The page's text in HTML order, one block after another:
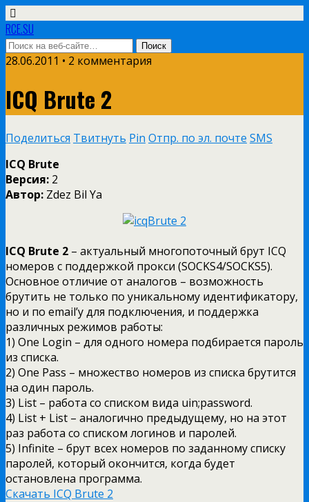
RCE.SU
28.06.2011 • 2 комментария
ICQ Brute 2
Поделиться Твитнуть Pin Отпр. по эл. почте SMS
ICQ Brute
Версия: 2
Автор: Zdez Bil Ya
ICQ Brute 2 – актуальный многопоточный брут ICQ
номеров с поддержкой прокси (SOCKS4/SOCKS5).
Основное отличие от аналогов – возможность
брутить не только по уникальному идентификатору,
но и по email’у для подключения, и поддержка
различных режимов работы:
1) One Login – для одного номера подбирается пароль
из списка.
2) One Pass – множество номеров из списка брутится
на один пароль.
3) List – работа со списком вида uin;password.
4) List + List – аналогично предыдущему, но на этот
раз работа со списком логинов и паролей.
5) Infinite – брут всех номеров по заданному списку
паролей, который окончится, когда будет
остановлена программа.
Скачать ICQ Brute 2